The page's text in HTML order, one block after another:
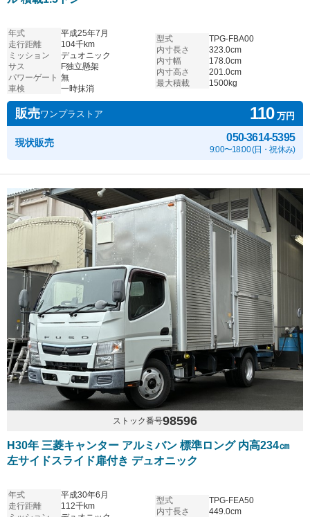
年式
平成25年7月
走行距離
104千km
ミッション
デュオニック
サス
F独立懸架
パワーゲート 無
車検
一時抹消
型式
TPG-FBA00
内寸長さ
323.0cm
内寸幅
178.0cm
内寸高さ
201.0cm
最大積載
1500kg
販売ワンプラストア 110万円
現状販売 050-3614-5395
9:00〜18:00 (日・祝休み)
ストック番号98596
H30年 三菱キャンター アルミバン 標準ロング 内高234㎝
左サイドスライド扉付き デュオニック
年式
平成30年6月
走行距離
112千km
型式
TPG-FEA50
内寸長さ
449.0cm